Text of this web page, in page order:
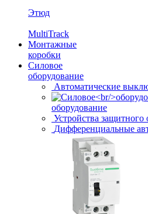
Этюд
MultiTrack
Монтажные
коробки
Силовое
оборудование
Автоматические
оборудование
Устройства
Дифференциальные